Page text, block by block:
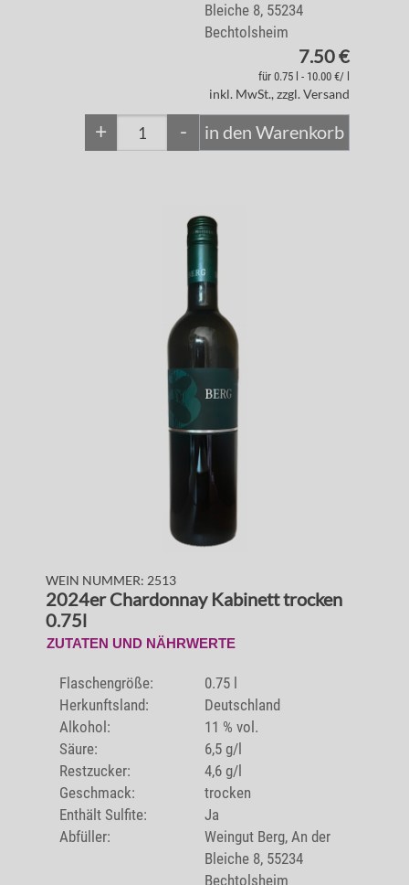
Bleiche 8, 55234
Bechtolsheim
7.50 €
für 0.75 l - 10.00 €/ l
inkl. MwSt., zzgl. Versand
+ - in den Warenkorb
WEIN NUMMER: 2513
2024er Chardonnay Kabinett trocken
0.75l
ZUTATEN UND NÄHRWERTE
Flaschengröße:
0.75 l
Herkunftsland:
Deutschland
Alkohol:
11 % vol.
Säure:
6,5 g/l
Restzucker:
4,6 g/l
Geschmack:
trocken
Enthält Sulfite:
Ja
Abfüller:
Weingut Berg, An der
Bleiche 8, 55234
Bechtolsheim